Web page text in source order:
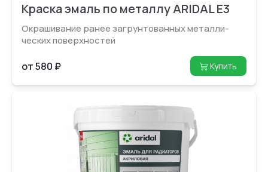
Краска эмаль по металлу ARIDAL E3
Окрашивание ранее загрунтованных металли­
ческих поверхностей
от 580 ₽ Купить